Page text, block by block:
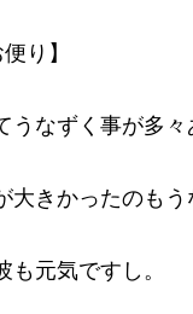
り】
うなずく事が多々
きかったのもう
元気ですし。